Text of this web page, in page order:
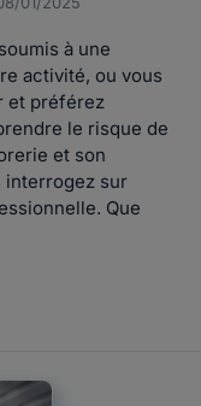
à une
activité, ou vous
et préférez
le risque de
et son
interrogez sur
Que